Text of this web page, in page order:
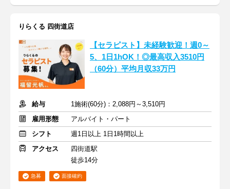
りらくる 四街道店
【セラピスト】未経験歓迎！週0～
5、1日1hOK！◎最高収入3510円
（60分）平均月収33万円
給与
1施術(60分)：2,088円～3,510円
雇用形態
アルバイト・パート
シフト
週1日以上 1日1時間以上
アクセス
四街道駅
徒歩14分
急募 面接確約